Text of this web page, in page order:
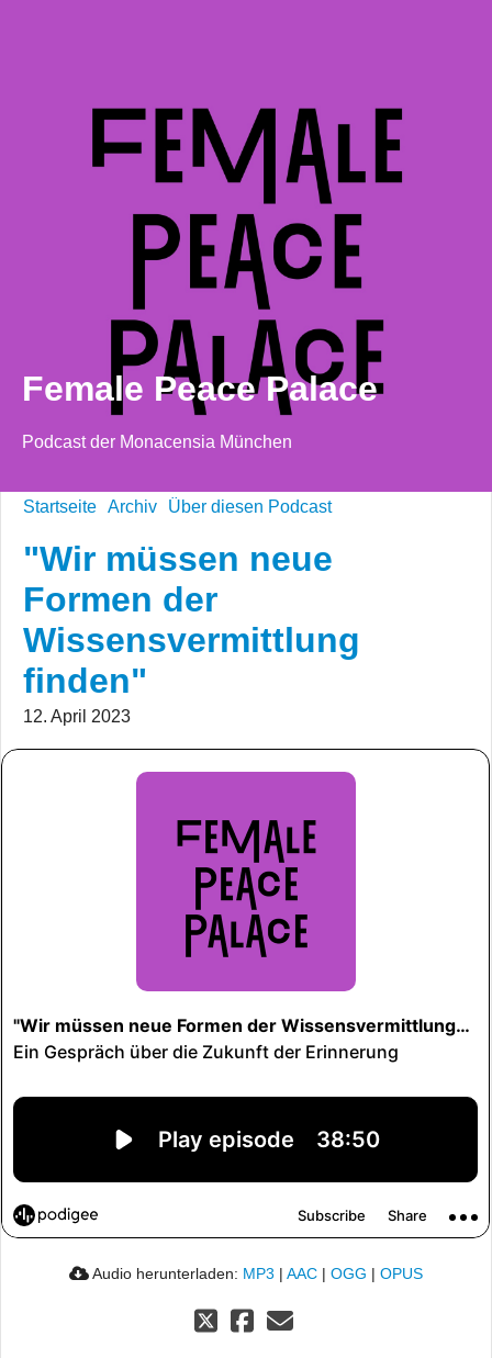
Female Peace Palace
Podcast der Monacensia München
Startseite Archiv Über diesen Podcast
"Wir müssen neue
Formen der
Wissensvermittlung
finden"
12. April 2023
Audio herunterladen: MP3 | AAC | OGG | OPUS